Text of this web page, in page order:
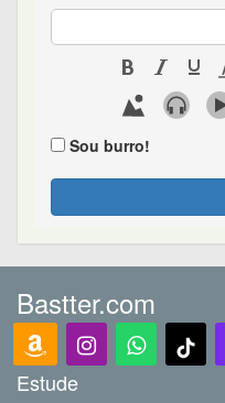
Sou burro!
Bastter.com
Estude